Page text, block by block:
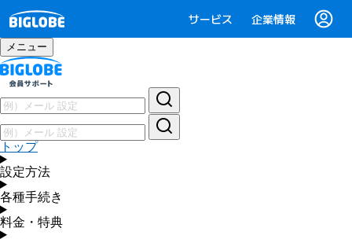
サービス 企業情報
メニュー
トップ
設定方法
各種手続き
料金・特典